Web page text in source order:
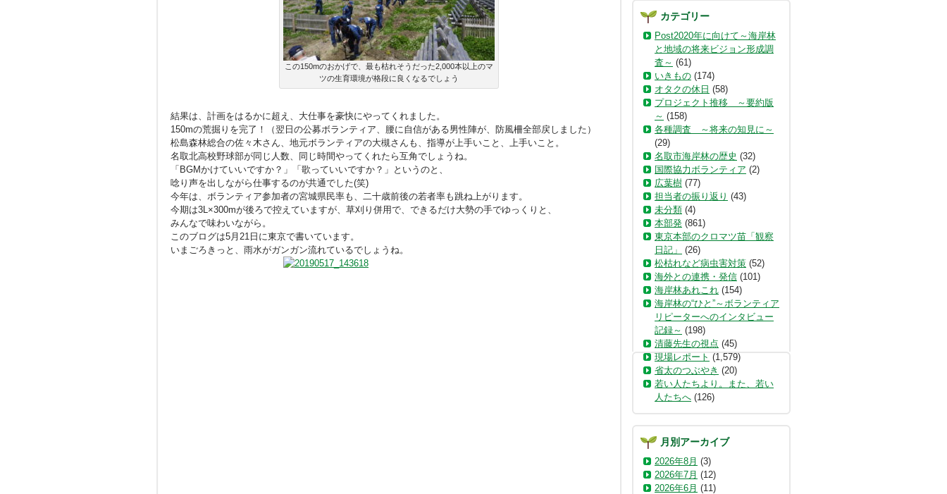
この150mのおかげで、最も枯れそうだった2,000本以上のマ
ツの生育環境が格段に良くなるでしょう
結果は、計画をはるかに超え、大仕事を豪快にやってくれました。
150mの荒掘りを完了！（翌日の公募ボランティア、腰に自信がある男性陣が、防風柵全部戻しました）
松島森林総合の佐々木さん、地元ボランティアの大槻さんも、指導が上手いこと、上手いこと。
名取北高校野球部が同じ人数、同じ時間やってくれたら互角でしょうね。
「BGMかけていいですか？」「歌っていいですか？」というのと、
唸り声を出しながら仕事するのが共通でした(笑)
今年は、ボランティア参加者の宮城県民率も、二十歳前後の若者率も跳ね上がります。
今期は3L×300mが後ろで控えていますが、草刈り併用で、できるだけ大勢の手でゆっくりと、
みんなで味わいながら。
このブログは5月21日に東京で書いています。
いまごろきっと、雨水がガンガン流れているでしょうね。
カテゴリー
Post2020年に向けて～海岸林
と地域の将来ビジョン形成調
査～ (61)
いきもの (174)
オタクの休日 (58)
プロジェクト推移 ～要約版
～ (158)
各種調査 ～将来の知見に～
(29)
名取市海岸林の歴史 (32)
国際協力ボランティア (2)
広葉樹 (77)
担当者の振り返り (43)
未分類 (4)
本部発 (861)
東京本部のクロマツ苗「観察
日記」
(26)
松枯れなど病虫害対策 (52)
海外との連携・発信 (101)
海岸林あれこれ (154)
海岸林の“ひと”～ボランティア
リピーターへのインタビュー
記録～ (198)
清藤先生の視点 (45)
現場レポート (1,579)
省太のつぶやき (20)
若い人たちより。また、若い
人たちへ (126)
月別アーカイブ
2026年8月 (3)
2026年7月 (12)
2026年6月 (11)